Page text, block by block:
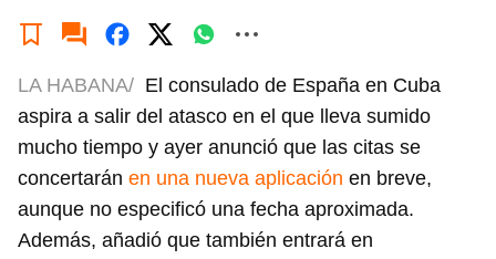
LA HABANA/ El consulado de España en Cuba
aspira a salir del atasco en el que lleva sumido
mucho tiempo y ayer anunció que las citas se
concertarán en una nueva aplicación en breve,
aunque no especificó una fecha aproximada.
Además, añadió que también entrará en